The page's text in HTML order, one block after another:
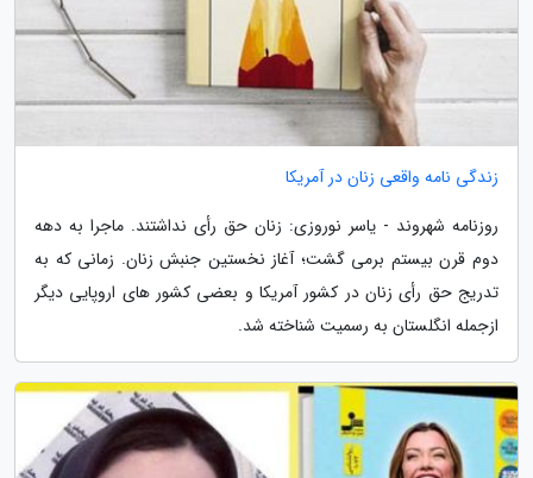
زندگی نامه واقعی زنان در آمریکا
روزنامه شهروند - یاسر نوروزی: زنان حق رأی نداشتند. ماجرا به دهه
دوم قرن بیستم برمی گشت؛ آغاز نخستین جنبش زنان. زمانی که به
تدریج حق رأی زنان در کشور آمریکا و بعضی کشور های اروپایی دیگر
ازجمله انگلستان به رسمیت شناخته شد.